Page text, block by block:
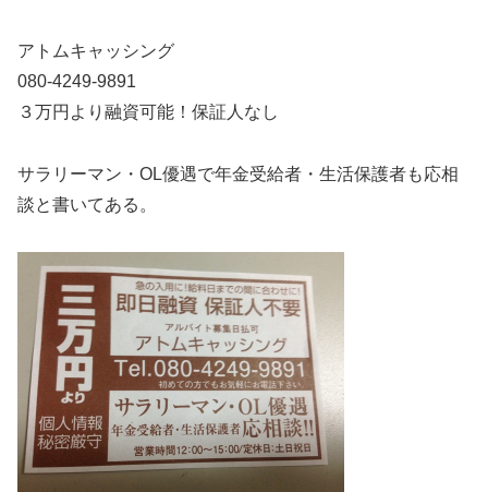
アトムキャッシング
080-4249-9891
３万円より融資可能！保証人なし
サラリーマン・OL優遇で年金受給者・生活保護者も応相
談と書いてある。